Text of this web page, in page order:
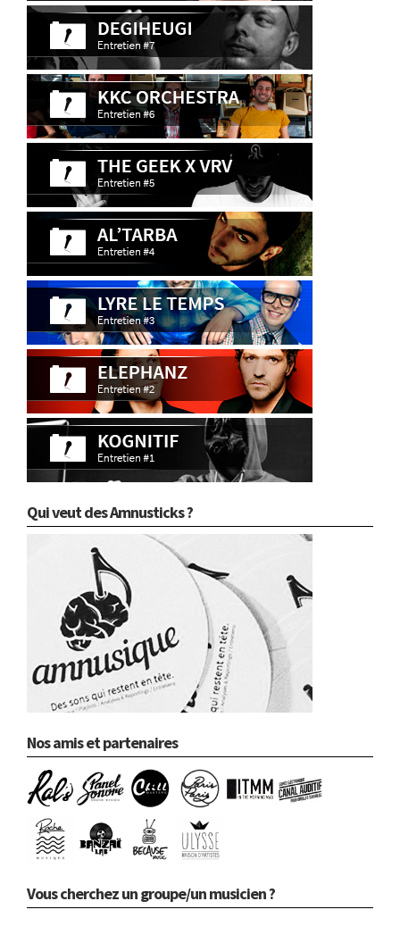
Qui veut des Amnusticks ?
Nos amis et partenaires
Vous cherchez un groupe/un musicien ?